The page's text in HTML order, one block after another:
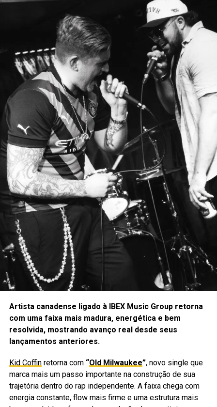
“Moves” e as muitas formas de se
mover no mundo
Dentro do álbum,“Moves”celebra as várias maneiras
como corpos diferentes se movimentam e navegam o
mundo. A música tem uma energia leve e acessível,
funcionando como uma faixa feita para dançar, brincar e
abrir conversa sem transformar inclusão em discurso
Esse é um dos pontos mais interessantes de Lachi. Ela
não trata acessibilidade apenas como tema institucional.
Ela transforma a pauta em música, gesto, cor, ritmo e
experiência. Para o público infantil, isso faz diferença,
porque a mensagem chega através de algo divertido e
emocionalmente positivo.
O álbum também contará com um currículo complementar
desenvolvido pelo The Nora Project, ligado à CEL,
ajudando escolas a continuarem conversas sobre
identidade, inclusão e pertencimento a partir das letras e
temas das músicas.
Mais de 70 colaboradores em um
projeto comunitário
“Magnificent”reúne mais de 70 colaboradores, muitos
deles artistas, músicos, escritores e defensores com
vividas. Entre os nomes envolvidos estão123 Andrés,
Alphabet Rockers,Mega Ran,Lisa Loeb,Matthew
Whitaker,Raul Midón,Mandy HarveyeDivinity Roxx.
Artista canadense ligado à IBEX Music Group retorna
com uma faixa mais madura, energética e bem
resolvida, mostrando avanço real desde seus
lançamentos anteriores.
Kid Coffinretorna com “Old Milwaukee”, novo single que
marca mais um passo importante na construção de sua
trajetória dentro do rap independente. A faixa chega com
energia constante, flow mais firme e uma estrutura mais